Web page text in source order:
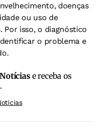
doenças
ou uso de
Por isso, o diagnóstico
o problema e
e receba os